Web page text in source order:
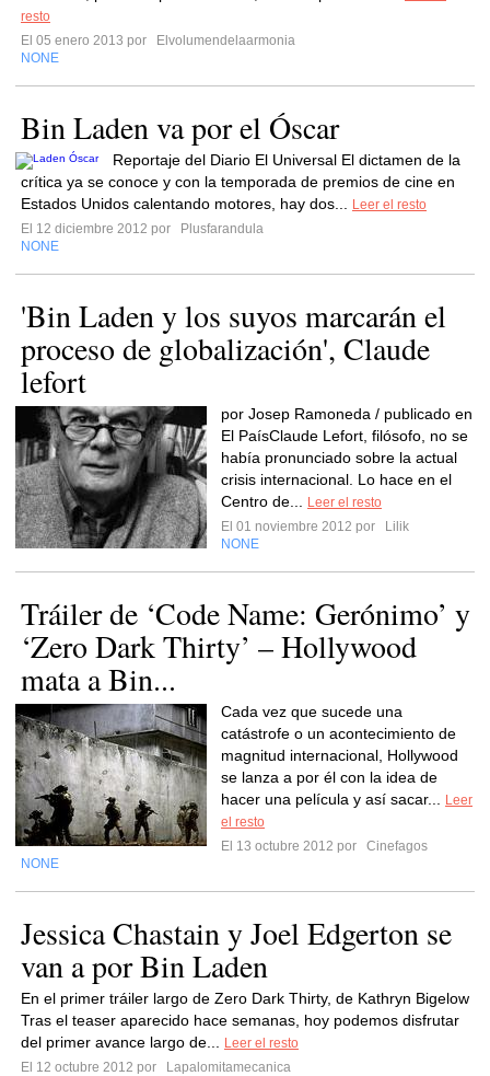
resto
El 05 enero 2013 por
Elvolumendelaarmonia
NONE
Bin Laden va por el Óscar
Reportaje del Diario El Universal El dictamen de la
crítica ya se conoce y con la temporada de premios de cine en
Estados Unidos calentando motores, hay dos...
Leer el resto
El 12 diciembre 2012 por
Plusfarandula
NONE
'Bin Laden y los suyos marcarán el
proceso de globalización', Claude
lefort
por Josep Ramoneda / publicado en
El PaísClaude Lefort, filósofo, no se
había pronunciado sobre la actual
crisis internacional. Lo hace en el
Centro de...
Leer el resto
El 01 noviembre 2012 por
Lilik
NONE
Tráiler de ‘Code Name: Gerónimo’ y
‘Zero Dark Thirty’ – Hollywood
mata a Bin...
Cada vez que sucede una
catástrofe o un acontecimiento de
magnitud internacional, Hollywood
se lanza a por él con la idea de
hacer una película y así sacar...
Leer
el resto
El 13 octubre 2012 por
Cinefagos
NONE
Jessica Chastain y Joel Edgerton se
van a por Bin Laden
En el primer tráiler largo de Zero Dark Thirty, de Kathryn Bigelow
Tras el teaser aparecido hace semanas, hoy podemos disfrutar
del primer avance largo de...
Leer el resto
El 12 octubre 2012 por
Lapalomitamecanica